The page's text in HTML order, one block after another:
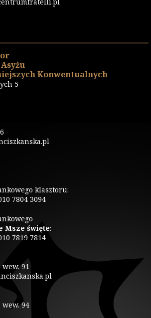
Konwentualnych
5
klasztoru:
7804 3094
Msze święte:
7819 7814
wew. 91
wew. 94